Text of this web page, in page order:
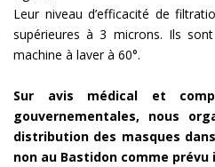
Leur niveau d’efficacité de
supérieures à 3 microns. Ils
machine à laver à 60°.
Sur avis médical et
gouvernementales, nous
distribution des masques
non au Bastidon comme